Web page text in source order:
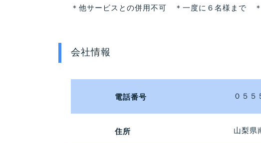
＊他サービスとの併用不可 ＊一度に６名様まで
会社情報
電話番号 ０５５
住所 山梨県